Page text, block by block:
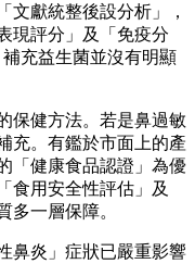
文獻統整後設分析」，
現評分」及「免疫分
充益生菌並沒有明顯
保健方法。若是鼻過敏
充。有鑑於市面上的產
「健康食品認證」為優
食用安全性評估」及
多一層保障。
鼻炎」症狀已嚴重影響